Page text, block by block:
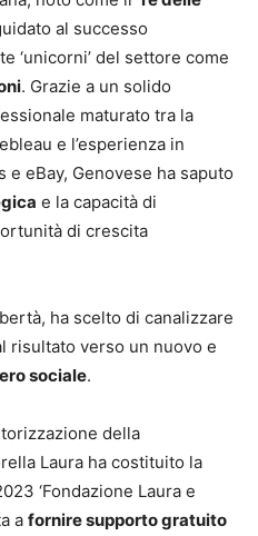
al successo
‘unicorni’ del settore come
. Grazie a un solido
maturato tra la
e l’esperienza in
e eBay, Genovese ha saputo
e la capacità di
di crescita
ha scelto di canalizzare
risultato verso un nuovo e
sociale.
della
Laura ha costituito la
‘Fondazione Laura e
a fornire supporto gratuito